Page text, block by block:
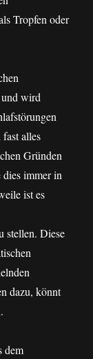
Tropfen oder
wird
alles
Gründen
dies immer in
ist es
stellen. Diese
dazu, könnt
dem